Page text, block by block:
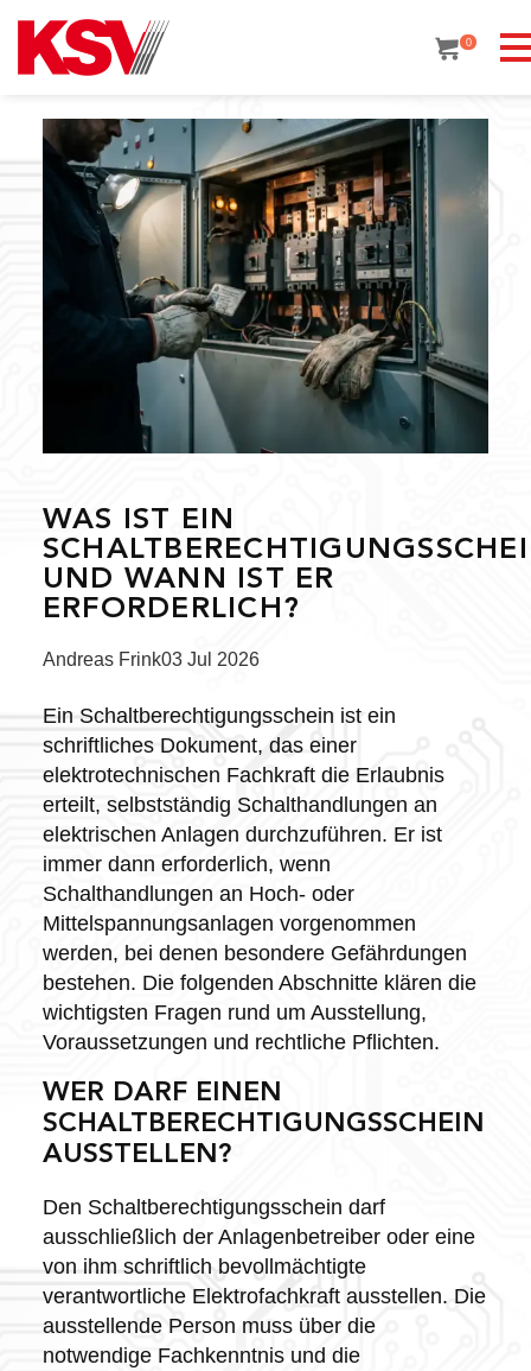
content
0
WAS IST EIN
UND WANN IST ER
ERFORDERLICH?
Posted
Andreas Frink03 Jul 2026
Ein Schaltberechtigungsschein ist ein
schriftliches Dokument, das einer
elektrotechnischen Fachkraft die Erlaubnis
erteilt, selbstständig Schalthandlungen an
elektrischen Anlagen durchzuführen. Er ist
immer dann erforderlich, wenn
Schalthandlungen an Hoch- oder
Mittelspannungsanlagen vorgenommen
werden, bei denen besondere Gefährdungen
bestehen. Die folgenden Abschnitte klären die
wichtigsten Fragen rund um Ausstellung,
Voraussetzungen und rechtliche Pflichten.
WER DARF EINEN
SCHALTBERECHTIGUNGSSCHEIN
AUSSTELLEN?
Den Schaltberechtigungsschein darf
ausschließlich der Anlagenbetreiber oder eine
von ihm schriftlich bevollmächtigte
verantwortliche Elektrofachkraft ausstellen. Die
ausstellende Person muss über die
notwendige Fachkenntnis und die